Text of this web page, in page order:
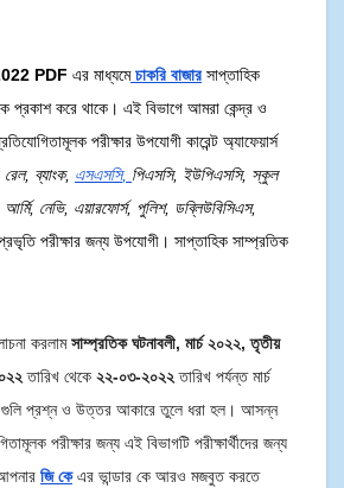
PDF এর মাধ্যমেচাকরি বাজারসাপ্তাহিক
প্রকাশ করে থাকে। এই বিভাগে আমরা কেন্দ্র ও
পরীক্ষার উপযোগী কারেন্ট অ্যাফেয়ার্স
রেল, ব্যাংক, এসএসসি, পিএসসি, ইউপিএসসি, স্কুল
আর্মি, নেভি, এয়ারফোর্স, পুলিশ, ডব্লিউবিসিএস,
পরীক্ষার জন্য উপযোগী। সাপ্তাহিক সাম্প্রতিক
করলামসাম্প্রতিক ঘটনাবলী, মার্চ ২০২২, তৃতীয়
তারিখ থেকে ২২-০৩-২০২২তারিখ পর্যন্ত মার্চ
গুলি প্রশ্ন ও উত্তর আকারে তুলে ধরা হল। আসন্ন
পরীক্ষার জন্য এই বিভাগটি পরীক্ষার্থীদের জন্য
জি কেএর ভান্ডার কে আরও মজবুত করতে